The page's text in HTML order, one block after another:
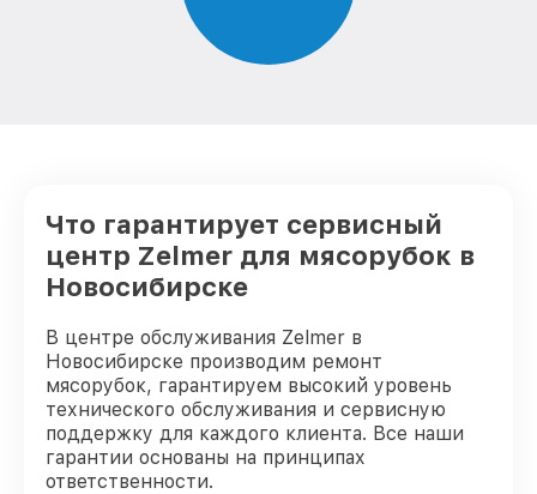
Что гарантирует сервисный
центр Zelmer для мясорубок в
Новосибирске
В центре обслуживания Zelmer в
Новосибирске производим ремонт
мясорубок, гарантируем высокий уровень
технического обслуживания и сервисную
поддержку для каждого клиента. Все наши
гарантии основаны на принципах
ответственности.